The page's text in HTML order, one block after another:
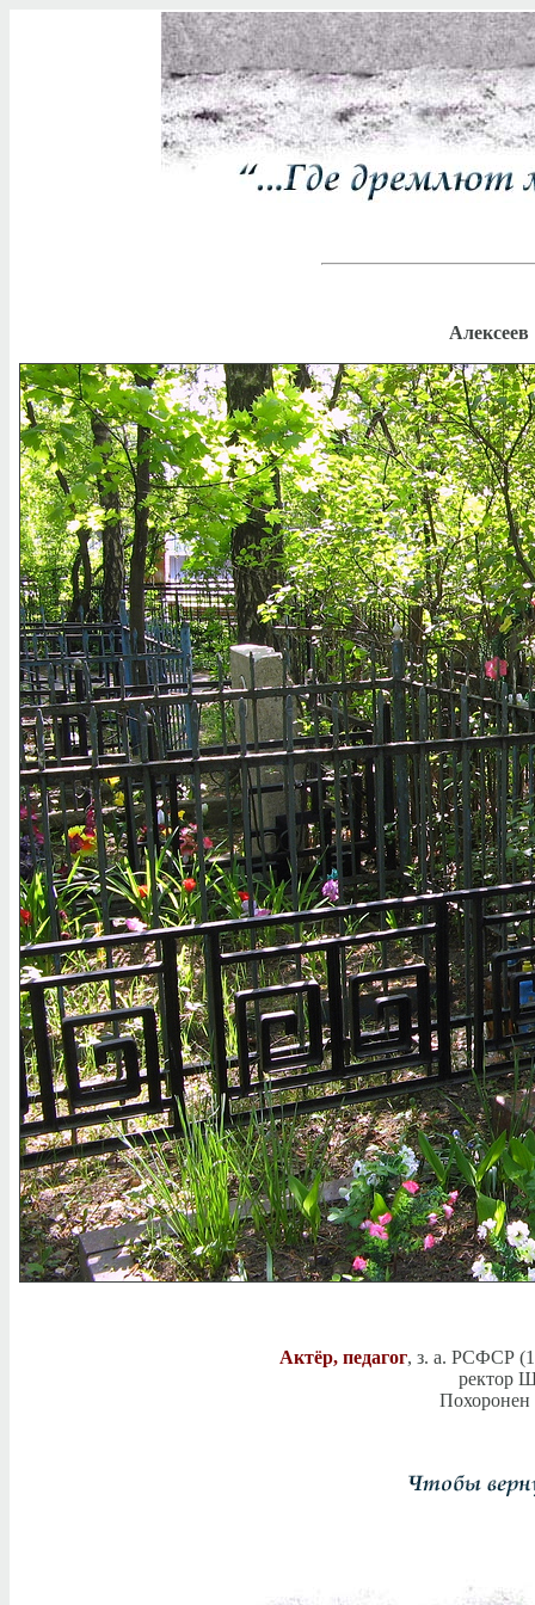
Актёр, педагог, з. а. РСФСР
ректор
Похоронен